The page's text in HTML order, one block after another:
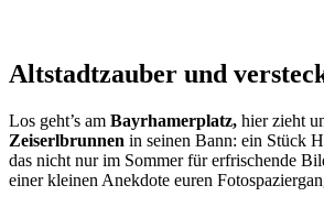
Altstadtzauber und
Los geht’s am Bayrhamerplatz, hier zieht
Zeiserlbrunnen in seinen Bann: ein Stück
das nicht nur im Sommer für erfrischende
einer kleinen Anekdote euren